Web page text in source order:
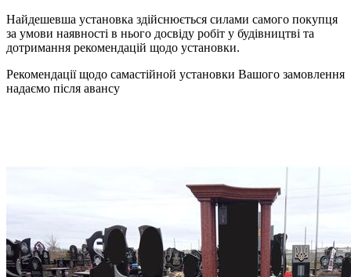
Найдешевша установка здійснюється силами самого покупця
за умови наявності в нього досвіду робіт у будівництві та
дотримання рекомендацій щодо установки.
Рекомендації щодо самастiйной установки Вашого замовлення
надаємо пiсля авансу